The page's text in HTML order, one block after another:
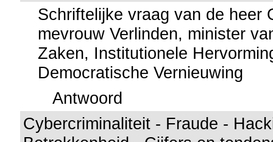
Schriftelijke vraag van de heer
mevrouw Verlinden, minister
Zaken, Institutionele
Democratische Vernieuwing
Antwoord
Cybercriminaliteit - Fraude -